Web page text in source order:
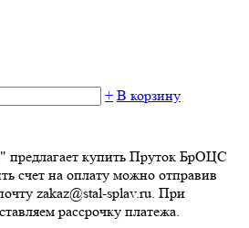
+ В корзину
предлагает купить Пруток БрОЦС
счет на оплату можно отправив
zakaz@stal-splav.ru. При
рассрочку платежа.